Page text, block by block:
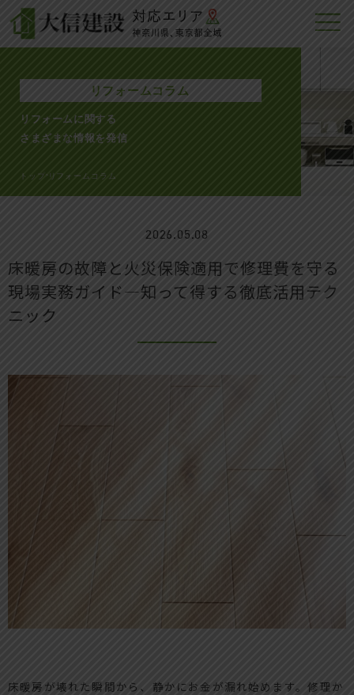
リフォームコラム
リフォームに関する
さまざまな情報を発信
トップ >リフォームコラム
2026.05.08
床暖房の故障と火災保険適用で修理費を守る
現場実務ガイド―知って得する徹底活用テク
ニック
床暖房が壊れた瞬間から、静かにお金が漏れ始めます。修理か